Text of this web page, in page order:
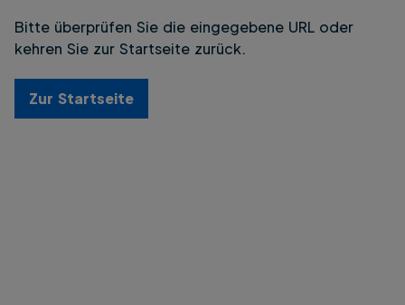
Bitte überprüfen Sie die eingegebene URL oder
kehren Sie zur Startseite zurück.
Zur Startseite